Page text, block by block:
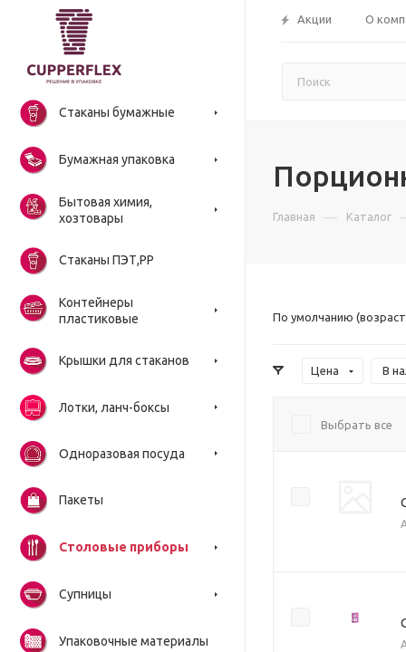
Акции О
Стаканы бумажные
Бумажная упаковка
Бытовая химия,
хозтовары
Стаканы ПЭТ,РР
Контейнеры
пластиковые
Крышки для стаканов
Лотки, ланч-боксы
Одноразовая посуда
Пакеты
Столовые приборы
Супницы
Упаковочные материалы
Главная — Каталог
По умолчанию
Цена В
Выбрать все